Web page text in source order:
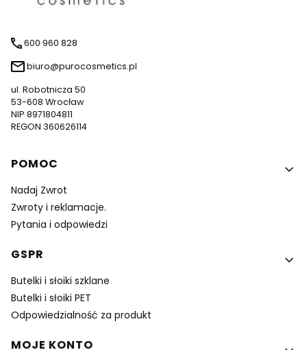
600 960 828
biuro@purocosmetics.pl
ul. Robotnicza 50
53-608 Wrocław
NIP 8971804811
REGON 360626114
Linki w stopce
POMOC
Nadaj Zwrot
Zwroty i reklamacje.
Pytania i odpowiedzi
GSPR
Butelki i słoiki szklane
Butelki i słoiki PET
Odpowiedzialność za produkt
MOJE KONTO